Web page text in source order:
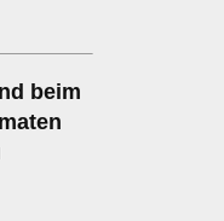
beim